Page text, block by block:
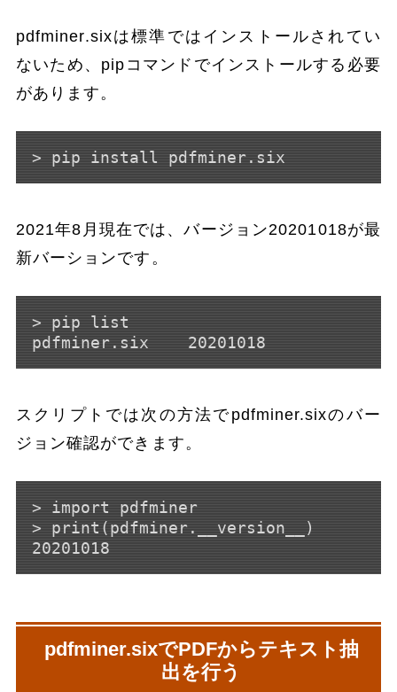
pdfminer.sixは標準ではインストールされてい
ないため、pipコマンドでインストールする必要
があります。
> pip install pdfminer.six
2021年8月現在では、バージョン20201018が最
新バーションです。
> pip list
スクリプトでは次の方法でpdfminer.sixのバー
ジョン確認ができます。
> import pdfminer
> print(pdfminer.__version__)
pdfminer.sixでPDFからテキスト抽
出を行う